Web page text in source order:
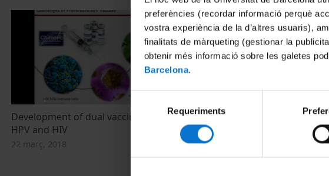
preferències (recordar informació perquè
vostra experiència de la d’altres usuaris),
finalitats de màrqueting (gestionar la
obtenir més informació sobre les galetes
Barcelona.
consentiment
Requeriments
Development of dual vaccines against
HPV and HIV
22 març, 2018